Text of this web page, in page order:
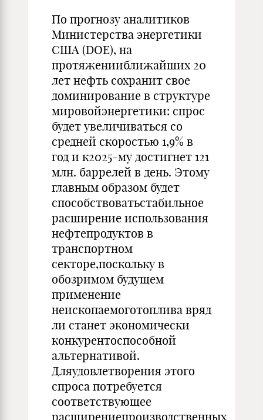
По прогнозу аналитиков
Министерства энергетики
США (DOE), на
протяженииближайших 20
лет нефть сохранит свое
доминирование в структуре
мировойэнергетики: спрос
будет увеличиваться со
средней скоростью 1,9% в
год и к2025-му достигнет 121
млн. баррелей в день. Этому
главным образом будет
способствоватьстабильное
расширение использования
нефтепродуктов в
транспортном
секторе,поскольку в
обозримом будущем
применение
неископаемоготоплива вряд
ли станет экономически
конкурентоспособной
альтернативой.
Дляудовлетворения этого
спроса потребуется
соответствующее
расширениепроизводственных